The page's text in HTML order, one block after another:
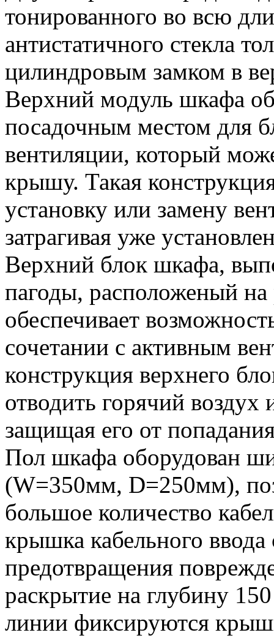
тонированного во всю
антистатичного стекла
цилиндровым замком в
Верхний модуль шкафа
посадочным местом для
вентиляции, который
крышу. Такая
установку или замену
затрагивая уже
Верхний блок шкафа,
пагоды, расположеный
обеспечивает
сочетании с активным
конструкция верхнего
отводить горячий
защищая его от
Пол шкафа оборудован
(W=350мм, D=250мм),
большое количество
крышка кабельного
предотвращения
раскрытие на глубину
линии фиксируются